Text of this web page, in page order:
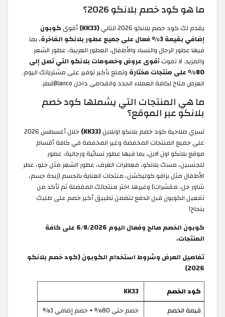
ما هو كود خصم بلانكو 2026؟
يقدم لك كود خصم بلانكو 2026 التالي (KK33) أقوى كوبون
إضافي بقيمة 3% فعال على جميع عطور بلانكو الفاخرة
، بما
فيها عطور الرجال والنساء والأطفال، العطور العربية، عطور الشعر
والمزيد. لا تفوتأقوى عروض وخصومات بلانكو التي تصل إلى
80% على منتجات مختارة
وتمتع بأكبر توفير على مشترياتك اليوم.
العرض متاح لكافة العملاء الجدد والقدامى داخل Blancoقطر.
ما هي المنتجات التي يشملها كود خصم
بلانكو عبر الموقع؟
تسري صلاحية كود خصم بلانكو اونلاين(KK33)
خلال أغسطس 2026
على جميع المنتجات المخفضة وغير المخفضة في كافة أقسام
موقع بلانكو اون لاين، بما فيها عطور نسائية ورجالية، عطور
للجنسين، مسك بلانكو، معطرات الغرف، عطور الشعر مثل جلو، عطر
الأطفال مثل برافو كوليكشن، منتجات العناية بالجسم (زبدة جسم،
شاور جل، مقشرات) وغيرها. اختر منتجاتك المفضلة ثم تأكد من
تفعيل الكوبون قبل الدفع لتضمن تطبيق أكبر خصم على طلبك
بنجاح!
كوبون الخصم صالح وفعال اليوم 6/8/2026 على كافة
المنتجات.
تفاصيل العرض وشروط استخدام الكوبون (كود خصم بلانكو
2026)
كود الخصم
KK33
قيمة الخصم
خصم حتى 80% + خصم إضافي 3%